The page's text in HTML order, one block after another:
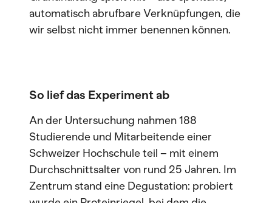
automatisch abrufbare Verknüpfungen, die
wir selbst nicht immer benennen können.
So lief das Experiment ab
An der Untersuchung nahmen 188
Studierende und Mitarbeitende einer
Schweizer Hochschule teil – mit einem
Durchschnittsalter von rund 25 Jahren. Im
Zentrum stand eine Degustation: probiert